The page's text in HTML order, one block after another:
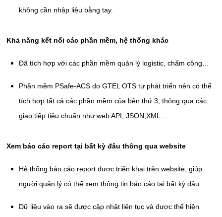
không cần nhập liệu bằng tay.
Khả năng kết nối các phần mềm, hệ thống khác
Đã tích hợp với các phần mềm quản lý logistic, chấm công…
Phần mềm PSafe-ACS do GTEL OTS tự phát triển nên có thể
tích hợp tất cả các phần mềm của bên thứ 3, thông qua các
giao tiếp tiêu chuẩn như web API, JSON,XML…
Xem báo cáo report tại bất kỳ đâu thông qua website
Hệ thống báo cáo report được triển khai trên website, giúp
người quản lý có thể xem thông tin báo cáo tại bất kỳ đâu.
Dữ liệu vào ra sẽ được cập nhật liên tục và được thể hiện